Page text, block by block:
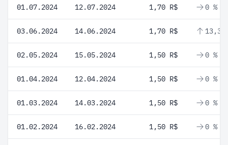
01.07.2024 12.07.2024 1,70 R$ 0 %
03.06.2024 14.06.2024 1,70 R$ 13,33
02.05.2024 15.05.2024 1,50 R$ 0 %
01.04.2024 12.04.2024 1,50 R$ 0 %
01.03.2024 14.03.2024 1,50 R$ 0 %
01.02.2024 16.02.2024 1,50 R$ 0 %